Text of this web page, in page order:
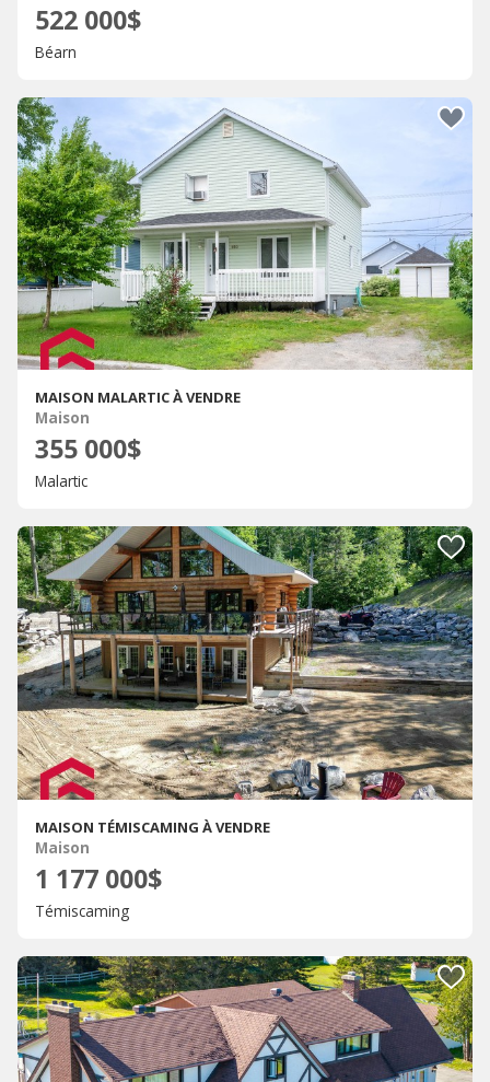
522 000$
Béarn
MAISON MALARTIC À VENDRE
Maison
355 000$
Malartic
MAISON TÉMISCAMING À VENDRE
Maison
1 177 000$
Témiscaming